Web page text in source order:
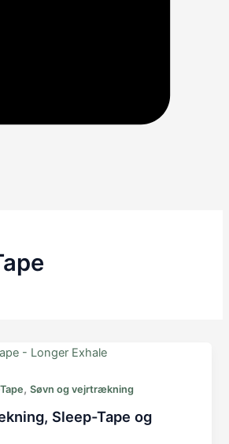
,Søvn og vejrtrækning
Sleep-Tape og